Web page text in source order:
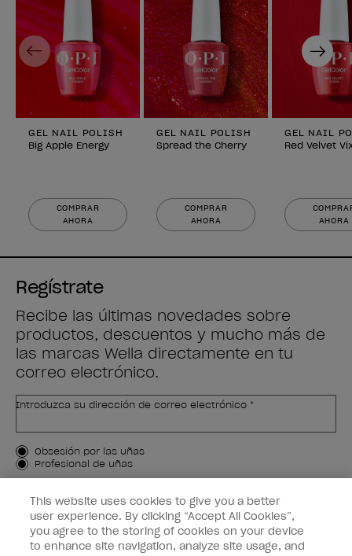
GEL NAIL POLISH
Big Apple Energy
COMPRAR
AHORA
GEL NAIL POLISH
Spread the Cherry
COMPRAR
AHORA
GEL NAIL
Red Velvet
AHORA
Previous Next
Regístrate
Recibe las últimas novedades sobre
productos, descuentos y mucho más de
las marcas Wella directamente en tu
correo electrónico.
Introduzca su dirección de correo electrónico *
Tipo de cliente
Obsesión por las uñas
Profesional de uñas
APÚNTAME
Customer Information
This website uses cookies to give you a better
user experience. By clicking “Accept All Cookies”,
you agree to the storing of cookies on your device
to enhance site navigation, analyze site usage, and